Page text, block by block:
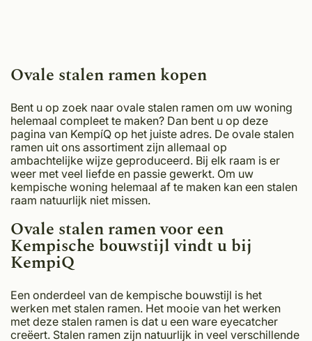
Ovale stalen ramen kopen
Bent u op zoek naar ovale stalen ramen om uw woning
helemaal compleet te maken? Dan bent u op deze
pagina van KempíQ op het juiste adres. De ovale stalen
ramen uit ons assortiment zijn allemaal op
ambachtelijke wijze geproduceerd. Bij elk raam is er
weer met veel liefde en passie gewerkt. Om uw
kempische woning helemaal af te maken kan een stalen
raam natuurlijk niet missen.
Ovale stalen ramen voor een
Kempische bouwstijl vindt u bij
KempiQ
Een onderdeel van de kempische bouwstijl is het
werken met stalen ramen. Het mooie van het werken
met deze stalen ramen is dat u een ware eyecatcher
creëert. Stalen ramen zijn natuurlijk in veel verschillende